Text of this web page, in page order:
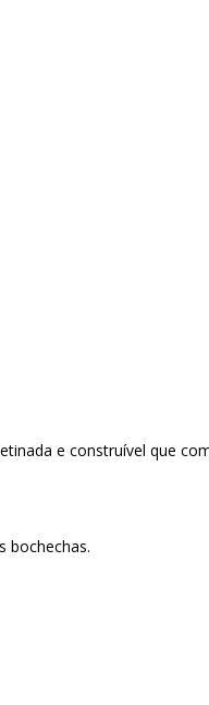
e construível que
bochechas.